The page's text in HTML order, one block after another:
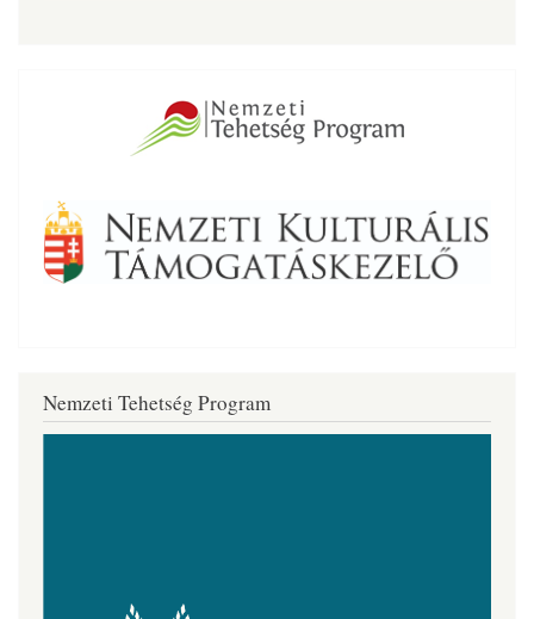
Nemzeti Tehetség Program